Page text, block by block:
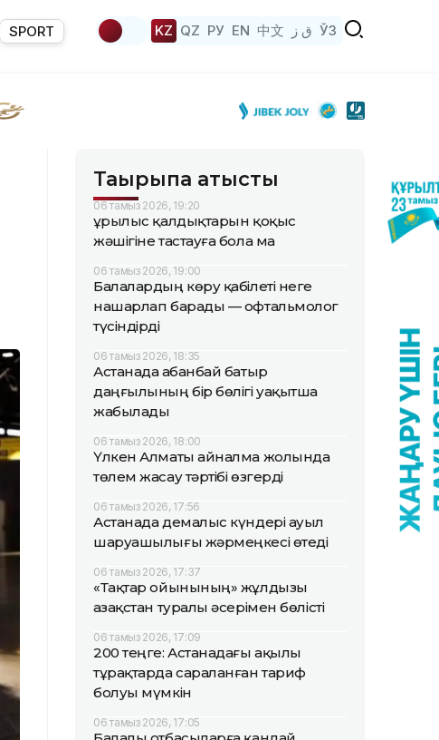
SPORT KZ QZ РУ EN 中文 ق ز ЎЗ
Тақырыпқа қатысты
06 тамыз 2026, 19:20
Құрылыс қалдықтарын қоқыс
жәшігіне тастауға бола ма
06 тамыз 2026, 19:00
Балалардың көру қабілеті неге
нашарлап барады — офтальмолог
түсіндірді
06 тамыз 2026, 18:35
Астанада Қабанбай батыр
даңғылының бір бөлігі уақытша
жабылады
06 тамыз 2026, 18:00
Үлкен Алматы айналма жолында
төлем жасау тәртібі өзгерді
06 тамыз 2026, 17:56
Астанада демалыс күндері ауыл
шаруашылығы жәрмеңкесі өтеді
06 тамыз 2026, 17:37
«Тақтар ойынының» жұлдызы
Қазақстан туралы әсерімен бөлісті
06 тамыз 2026, 17:09
200 теңге: Астанадағы ақылы
тұрақтарда сараланған тариф
болуы мүмкін
06 тамыз 2026, 17:05